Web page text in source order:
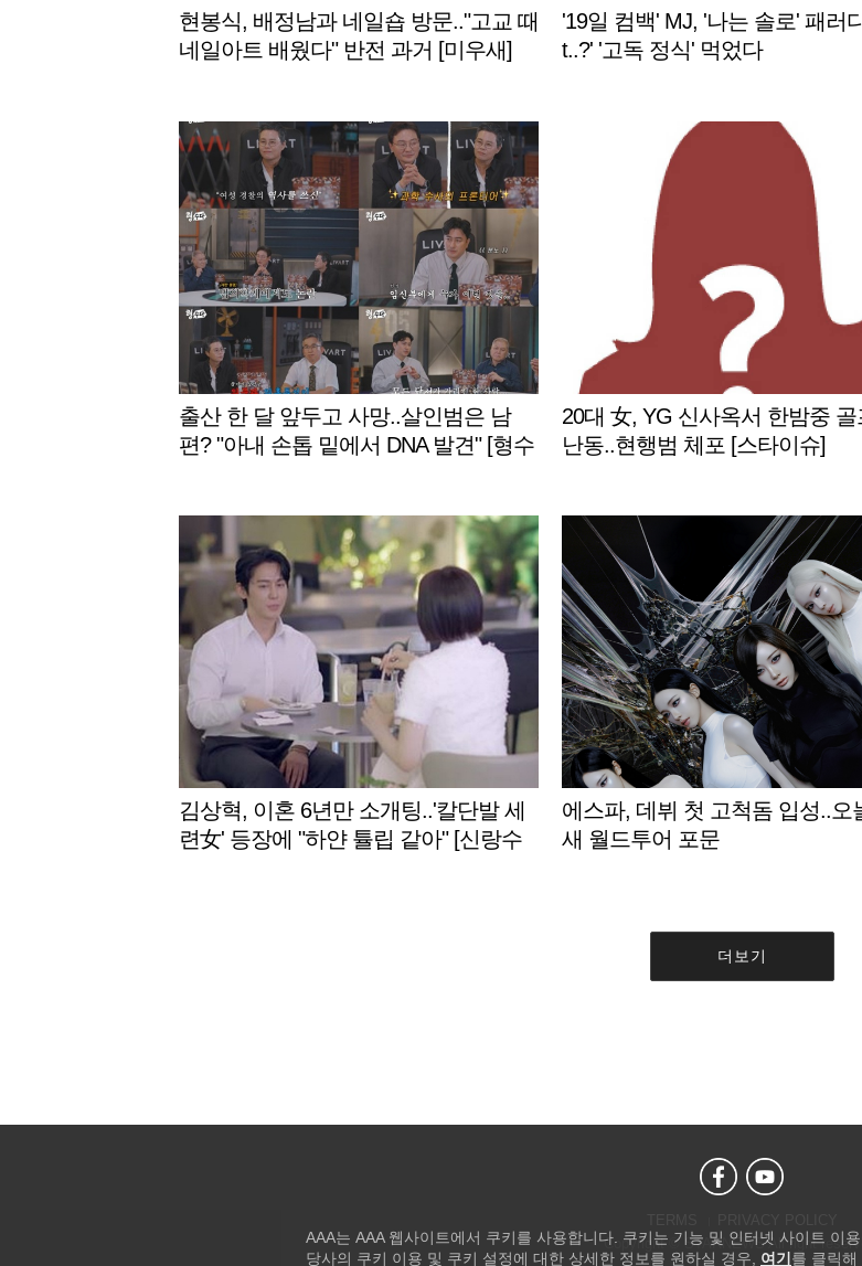
현봉식, 배정남과 네일숍 방문.."고교 때
네일아트 배웠다" 반전 과거 [미우새]
'19일 컴백' MJ, '나는 솔로' 패러
t..?' '고독 정식' 먹었다
출산 한 달 앞두고 사망..살인범은 남
편? "아내 손톱 밑에서 DNA 발견" [형수
20대 女, YG 신사옥서 한밤중 골
난동..현행범 체포 [스타이슈]
김상혁, 이혼 6년만 소개팅..'칼단발 세
련女' 등장에 "하얀 튤립 같아" [신랑수
에스파, 데뷔 첫 고척돔 입성..오
새 월드투어 포문
더보기
Copyright © STARNEWS All right
AAA는 AAA 웹사이트에서 쿠키를 사용합니다. 쿠키는 기능 및 인터넷 사이트 이
당사의 쿠키 이용 및 쿠키 설정에 대한 상세한 정보를 원하실 경우, 여기 를 클릭해